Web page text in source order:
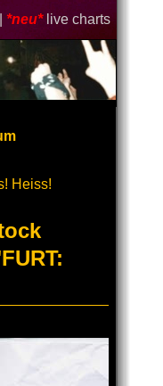
*neu* live charts
Heiss!